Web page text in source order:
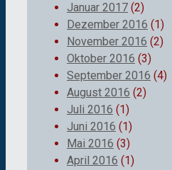
Januar 2017 (2)
Dezember 2016 (1)
November 2016 (2)
Oktober 2016 (3)
September 2016 (4)
August 2016 (2)
Juli 2016 (1)
Juni 2016 (1)
Mai 2016 (3)
April 2016 (1)